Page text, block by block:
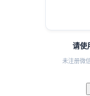
请使
未注册微